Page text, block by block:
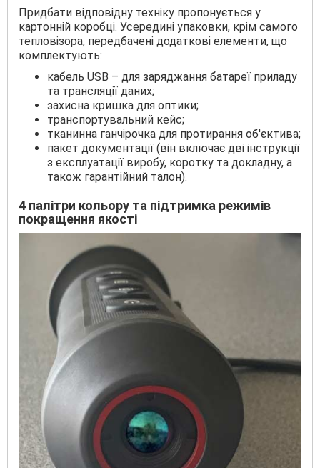
Придбати відповідну техніку пропонується у
картонній коробці. Усередині упаковки, крім самого
тепловізора, передбачені додаткові елементи, що
комплектують:
кабель USB – для заряджання батареї приладу
та трансляції даних;
захисна кришка для оптики;
транспортувальний кейс;
тканинна ганчірочка для протирання об'єктива;
пакет документації (він включає дві інструкції
з експлуатації виробу, коротку та докладну, а
також гарантійний талон).
4 палітри кольору та підтримка режимів
покращення якості